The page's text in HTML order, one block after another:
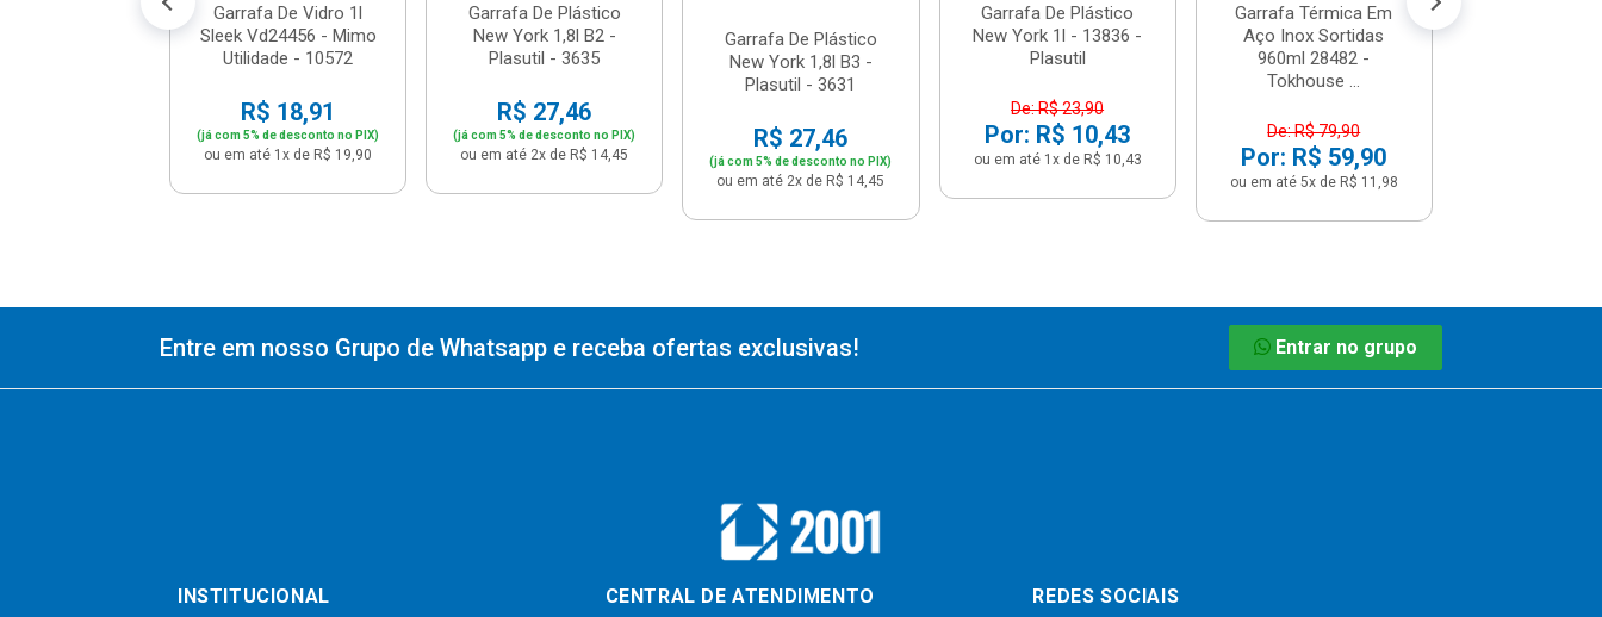
Garrafa De Vidro 1l
Sleek Vd24456 - Mimo
Utilidade - 10572
R$ 18,91
(já com 5% de desconto no PIX)
ou em até 1x de R$ 19,90
Garrafa De Plástico
New York 1,8l B2 -
Plasutil - 3635
R$ 27,46
(já com 5% de desconto no PIX)
ou em até 2x de R$ 14,45
Garrafa De Plástico
New York 1,8l B3 -
Plasutil - 3631
R$ 27,46
(já com 5% de desconto no PIX)
ou em até 2x de R$ 14,45
Garrafa De Plástico
New York 1l - 13836 -
Plasutil
De: R$ 23,90
Por: R$ 10,43
ou em até 1x de R$ 10,43
Garrafa Térmica Em
Aço Inox Sortidas
960ml 28482 -
Tokhouse ...
De: R$ 79,90
Por: R$ 59,90
ou em até 5x de R$ 11,98
Entre em nosso Grupo de Whatsapp e receba ofertas exclusivas! Entrar no grupo
INSTITUCIONAL CENTRAL DE ATENDIMENTO REDES SOCIAIS